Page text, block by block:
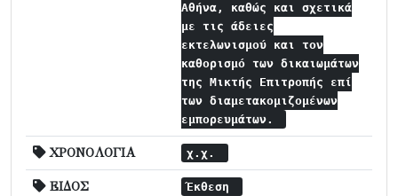
Αθήνα, καθώς και σχετικά
με τις άδειες
εκτελωνισμού και τον
καθορισμό των δικαιωμάτων
της Μικτής Επιτροπής επί
των διαμετακομιζομένων
εμπορευμάτων.
ΧΡΟΝΟΛΟΓΙΑ χ.χ.
ΕΙΔΟΣ
Έκθεση